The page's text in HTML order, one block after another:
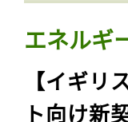
エネルギ
【イギリ
ト向け新